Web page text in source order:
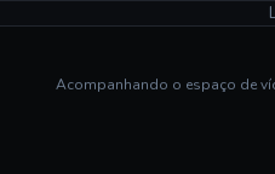
Acompanhando o espaço de